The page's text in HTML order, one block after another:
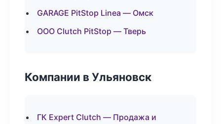
GARAGE PitStop Linea — Омск
ООО Clutch PitStop — Тверь
Компании в Ульяновск
ГК Expert Clutch — Продажа и